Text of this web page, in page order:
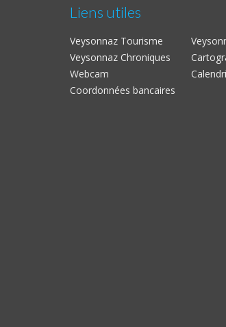
Liens utiles
Veysonnaz Tourisme
Veysonnaz Chroniques
Webcam
Coordonnées bancaires